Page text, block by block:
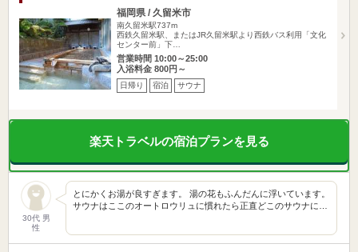
福岡県 / 久留米市
南久留米駅737m
西鉄久留米駅、またはJR久留米駅より西鉄バス利用「文化
センター前」下…
営業時間 10:00～25:00
入浴料金 800円～
日帰り 宿泊 サウナ
楽天トラベルの宿泊プランを見る
30代 男
性
とにかくお湯が良すぎます。 湯の花もふんだんに浮いています。
サウナはここのオートロウリュに慣れたら正直どこのサウナに…